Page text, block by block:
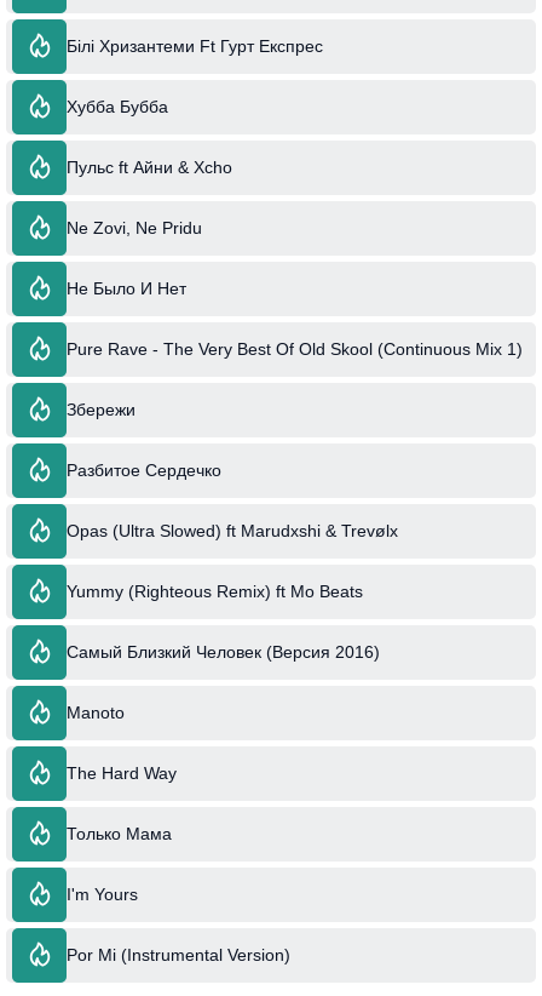
Білі Хризантеми Ft Гурт Експрес
Хубба Бубба
Пульс ft Айни & Xcho
Ne Zovi, Ne Pridu
Не Было И Нет
Pure Rave - The Very Best Of Old Skool (Continuous Mix 1)
Збережи
Разбитое Сердечко
Opas (Ultra Slowed) ft Marudxshi & Trevølx
Yummy (Righteous Remix) ft Mo Beats
Самый Близкий Человек (Версия 2016)
Manoto
The Hard Way
Только Мама
I'm Yours
Por Mi (Instrumental Version)